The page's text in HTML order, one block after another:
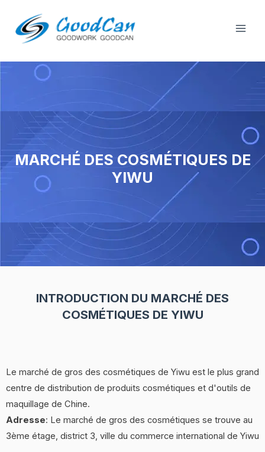
contenu
MARCHÉ DES COSMÉTIQUES DE
YIWU
INTRODUCTION DU MARCHÉ DES
COSMÉTIQUES DE YIWU
Le marché de gros des cosmétiques de Yiwu est le plus grand
centre de distribution de produits cosmétiques et d'outils de
maquillage de Chine.
Adresse: Le marché de gros des cosmétiques se trouve au
3ème étage, district 3, ville du commerce international de Yiwu